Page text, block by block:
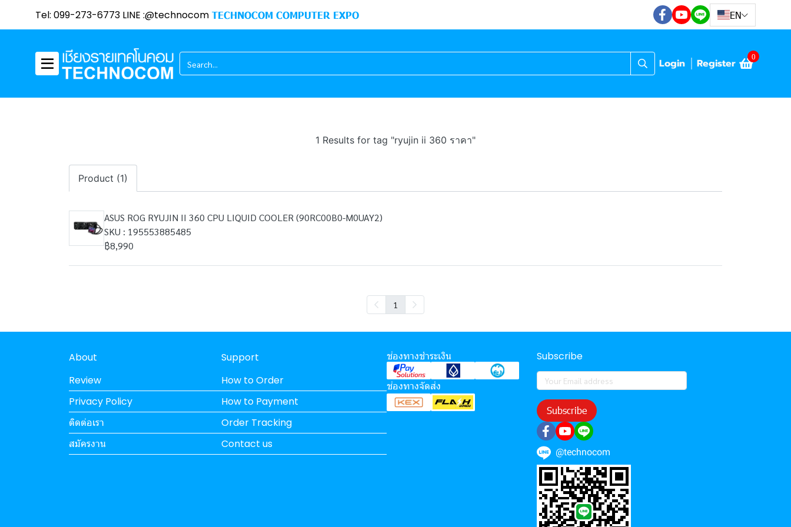
Tel: 099-273-6773 LINE :@technocom TECHNOCOM COMPUTER EXPO EN
Login Register 0
1 Results for tag "ryujin ii 360 ราคา"
Product (1)
ASUS ROG RYUJIN II 360 CPU LIQUID COOLER (90RC00B0-M0UAY2)
SKU : 195553885485
฿8,990
1
About
Review
Privacy Policy
ติดต่อเรา
สมัครงาน
Support
How to Order
How to Payment
Order Tracking
Contact us
ช่องทางชำระเงิน
ช่องทางจัดส่ง
Subscribe
Subscribe
@technocom